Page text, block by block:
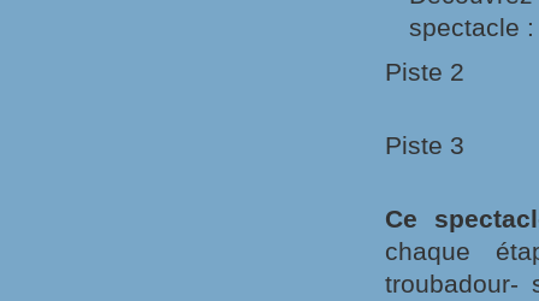
spectacle :
Piste 2
Piste 3
Ce
chaque
troubadour-